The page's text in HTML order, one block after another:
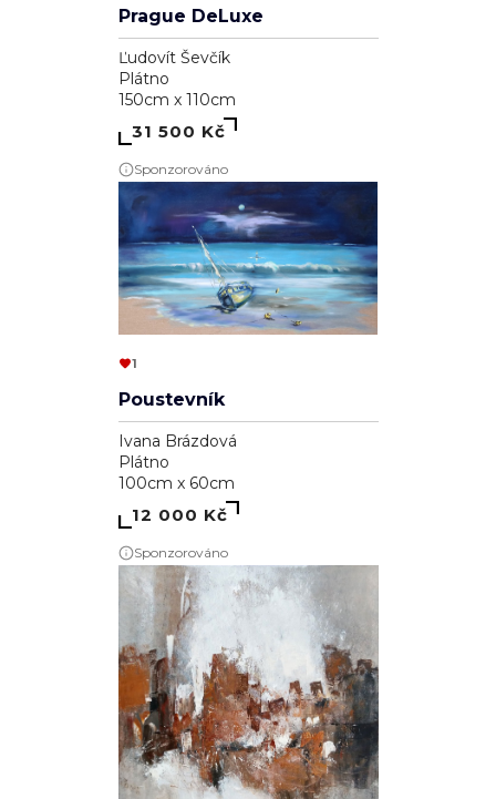
Prague DeLuxe
Ľudovít Ševčík
Plátno
150cm x 110cm
31 500 Kč
Sponzorováno
1
Poustevník
Ivana Brázdová
Plátno
100cm x 60cm
12 000 Kč
Sponzorováno